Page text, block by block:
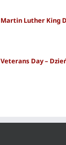
Martin Luther King
Veterans Day –